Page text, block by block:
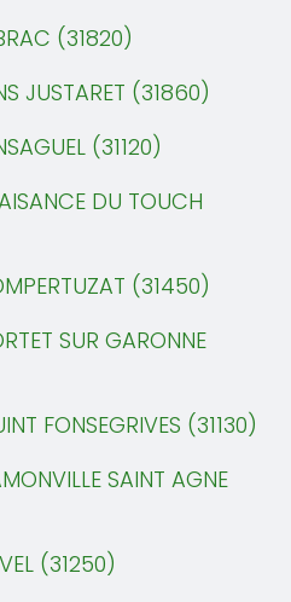
(31820)
JUSTARET (31860)
(31120)
DU TOUCH
(31450)
SUR GARONNE
FONSEGRIVES (31130)
SAINT AGNE
(31250)